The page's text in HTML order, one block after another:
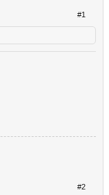
#1
#2